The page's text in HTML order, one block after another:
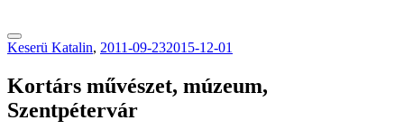
Keserü Katalin, 2011-09-232015-12-01
Kortárs művészet, múzeum,
Szentpétervár